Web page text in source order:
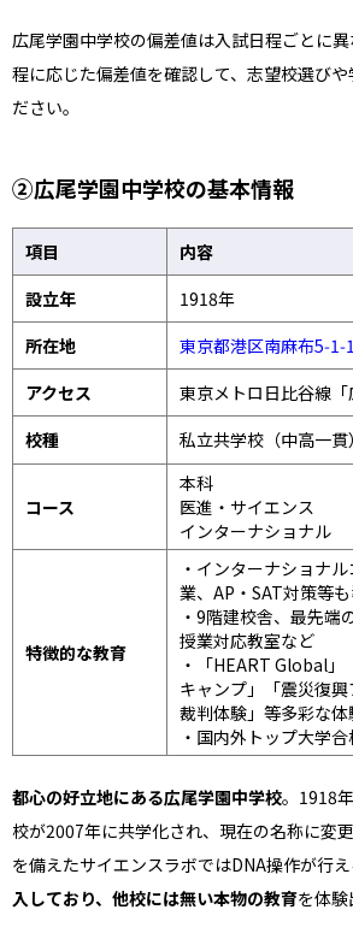
広尾学園中学校の偏差値は入試日程ごとに
程に応じた偏差値を確認して、志望校選び
ださい。
②広尾学園中学校の基本情報
項目
内容
設立年
1918年
所在地
東京都港区南麻布
アクセス
東京メトロ日比谷線
校種
私立共学校（中高一貫）
コース
本科
医進・サイエンス
インターナショナル
特徴的な教育
・インターナショナ
業、AP・SAT対策等
・9階建校舎、最先端
授業対応教室など
・「HEART Global
キャンプ」「震災復
裁判体験」等多彩な体
・国内外トップ大学
都心の好立地にある広尾学園中学校。1918
校が2007年に共学化され、現在の名称に変
を備えたサイエンスラボではDNA操作が行え
入しており、他校には無い本物の教育を体験